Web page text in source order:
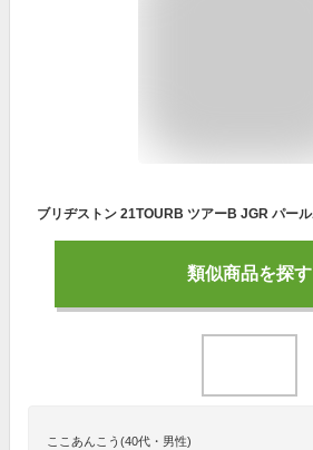
類似商品を探す
ここあんこう(40代・男性)